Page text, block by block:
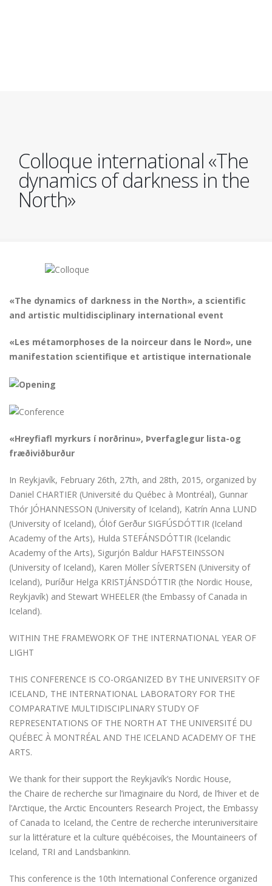
Colloque international «The
dynamics of darkness in the
North»
«The dynamics of darkness in the North», a scientific
and artistic multidisciplinary international event
«Les métamorphoses de la noirceur dans le Nord», une
manifestation scientifique et artistique internationale
«Hreyfiafl myrkurs í norðrinu», Þverfaglegur lista-og
fræðiviðburður
In Reykjavík, February 26th, 27th, and 28th, 2015, organized by
Daniel CHARTIER (Université du Québec à Montréal), Gunnar
Thór JÓHANNESSON (University of Iceland), Katrín Anna LUND
(University of Iceland), Ólöf Gerður SIGFÚSDÓTTIR (Iceland
Academy of the Arts), Hulda STEFÁNSDÓTTIR (Icelandic
Academy of the Arts), Sigurjón Baldur HAFSTEINSSON
(University of Iceland), Karen Möller SÍVERTSEN (University of
Iceland), Þuríður Helga KRISTJÁNSDÓTTIR (the Nordic House,
Reykjavík) and Stewart WHEELER (the Embassy of Canada in
Iceland).
WITHIN THE FRAMEWORK OF THE INTERNATIONAL YEAR OF
LIGHT
THIS CONFERENCE IS CO-ORGANIZED BY THE UNIVERSITY OF
ICELAND, THE INTERNATIONAL LABORATORY FOR THE
COMPARATIVE MULTIDISCIPLINARY STUDY OF
REPRESENTATIONS OF THE NORTH AT THE UNIVERSITÉ DU
QUÉBEC À MONTRÉAL AND THE ICELAND ACADEMY OF THE
ARTS.
We thank for their support the Reykjavík’s Nordic House,
the Chaire de recherche sur l’imaginaire du Nord, de l’hiver et de
l’Arctique, the Arctic Encounters Research Project, the Embassy
of Canada to Iceland, the Centre de recherche interuniversitaire
sur la littérature et la culture québécoises, the Mountaineers of
Iceland, TRI and Landsbankinn.
This conference is the 10th International Conference organized